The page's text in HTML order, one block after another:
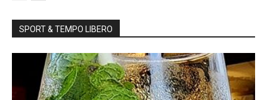
SPORT & TEMPO LIBERO